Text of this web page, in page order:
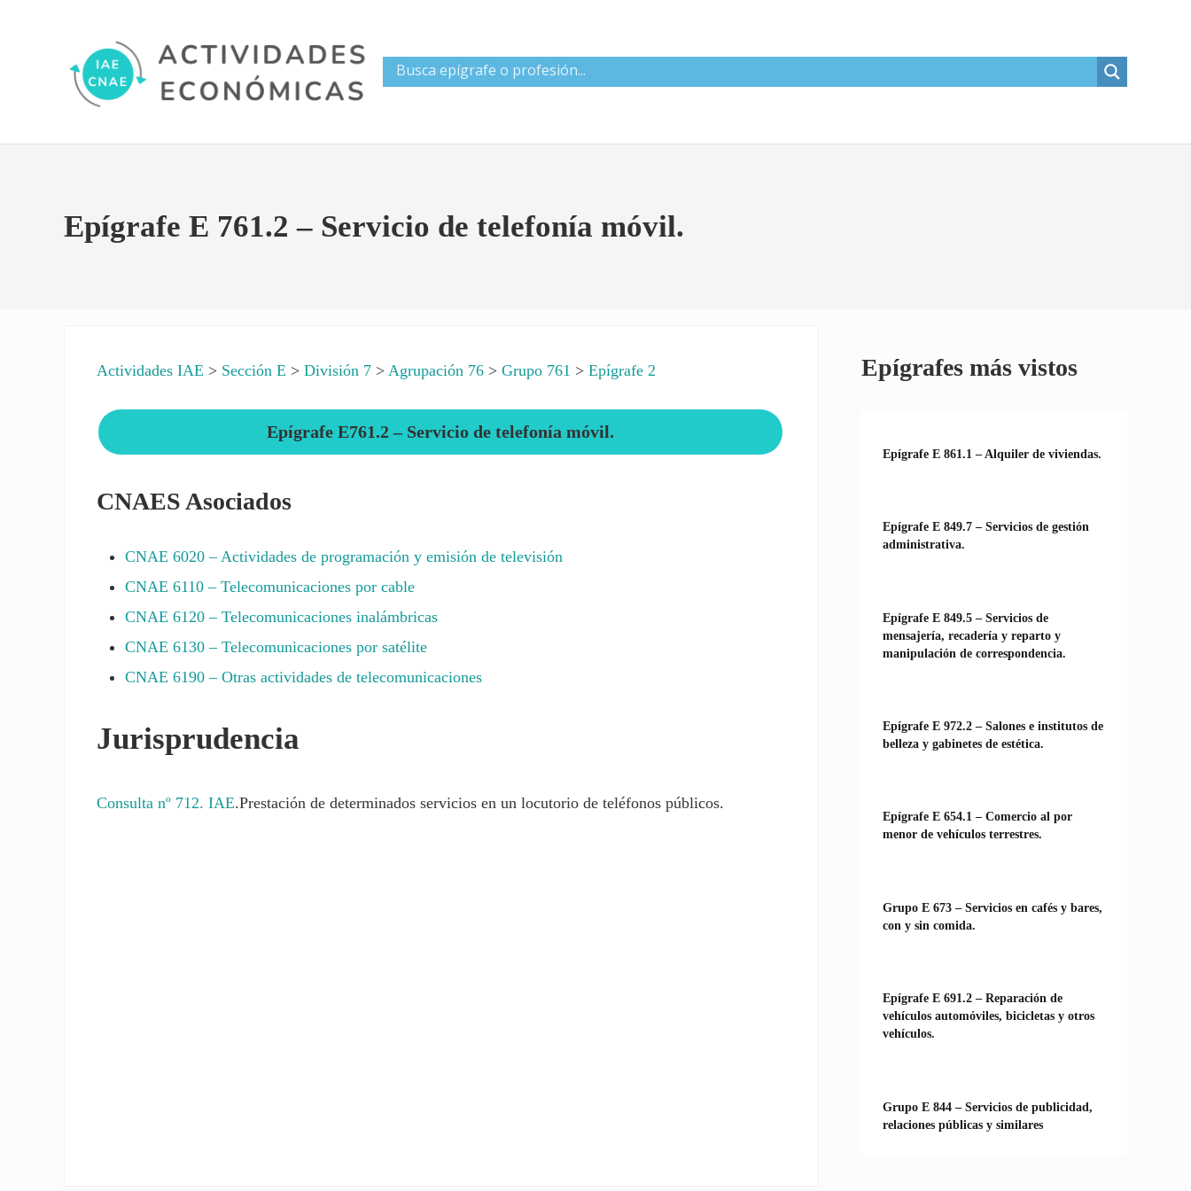
Epígrafe E 761.2 – Servicio de telefonía móvil.
Actividades IAE > Sección E >División 7 >Agrupación 76 >Grupo 761 >Epígrafe 2
Epígrafe E761.2 – Servicio de telefonía móvil.
CNAES Asociados
CNAE 6020– Actividades de programación y emisión de televisión
CNAE 6110– Telecomunicaciones por cable
CNAE 6120– Telecomunicaciones inalámbricas
CNAE 6130– Telecomunicaciones por satélite
CNAE 6190– Otras actividades de telecomunicaciones
Jurisprudencia
Consulta nº 712. IAE.Prestación de determinados servicios en un locutorio de teléfonos públicos.
Epígrafes más vistos
Epígrafe E 861.1 – Alquiler de viviendas.
Epígrafe E 849.7 – Servicios de gestión
administrativa.
Epígrafe E 849.5 – Servicios de
mensajería, recadería y reparto y
manipulación de correspondencia.
Epígrafe E 972.2 – Salones e institutos de
belleza y gabinetes de estética.
Epígrafe E 654.1 – Comercio al por
menor de vehículos terrestres.
Grupo E 673 – Servicios en cafés y bares,
con y sin comida.
Epígrafe E 691.2 – Reparación de
vehículos automóviles, bicicletas y otros
vehículos.
Grupo E 844 – Servicios de publicidad,
relaciones públicas y similares